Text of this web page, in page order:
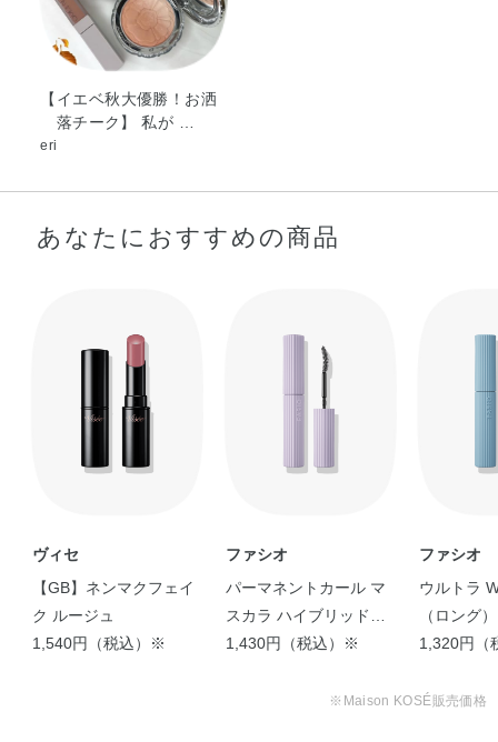
【イエベ秋大優勝！お洒
落チーク】 私が …
eri
あなたにおすすめの商品
ヴィセ
【GB】ネンマクフェイ
ク ルージュ
1,540円（税込）※
ファシオ
パーマネントカール マ
スカラ ハイブリッド
（ボリューム）
1,430円（税込）※
ファシオ
ウルトラ
（ロング）
1,320円（
※Maison KOSÉ販売価格